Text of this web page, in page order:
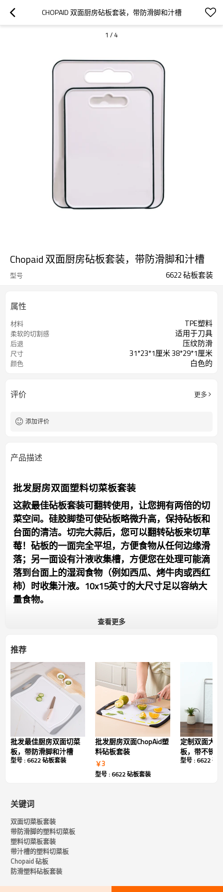
CHOPAID 双面厨房砧板套装，带防滑脚和汁槽
1 / 4
Chopaid 双面厨房砧板套装，带防滑脚和汁槽
型号 6622 砧板套装
属性
材料 TPE塑料
柔软的切割感 适用于刀具
后退 压纹防滑
尺寸 31*23*1厘米 38*29*1厘米
颜色 白色的
评价 更多
添加评价
产品描述
批发厨房双面塑料切菜板套装
这款最佳砧板套装可翻转使用，让您拥有两倍的切
菜空间。硅胶脚垫可使砧板略微升高，保持砧板和
台面的清洁。切完大蒜后，您可以翻转砧板来切草
莓！砧板的一面完全平坦，方便食物从任何边缘滑
落；另一面设有汁液收集槽，方便您在处理可能滴
落到台面上的湿润食物（例如西瓜、烤牛肉或西红
柿）时收集汁液。10x15英寸的大尺寸足以容纳大
量食物。
耐用的切割表面
防滑固定功能
防溢功能
厨房 Chopaid 砧板技术规格
姓名：
Chopaid 砧板
颜色：
塑料和PET
受到推崇的：
产品尺寸：
物品重量：
形状：
特色：
查看更多
推荐
批发最佳厨房双面切菜
板，带防滑脚和汁槽
型号 : 6622 砧板套装
批发厨房双面ChopAid塑
料砧板套装
￥3
型号 : 6622 砧板套装
定制双面大
板，带不锈
型号 : 6622 砧
关键词
双面切菜板套装
带防滑脚的塑料切菜板
塑料切菜板套装
带汁槽的塑料切菜板
Chopaid 砧板
防滑塑料砧板套装